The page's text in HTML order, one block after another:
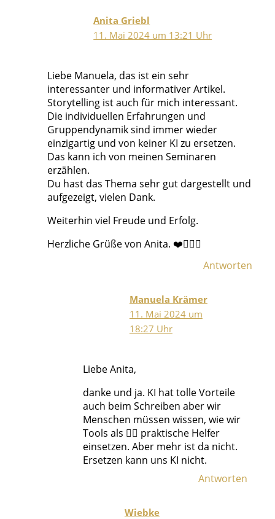
Anita Griebl
11. Mai 2024 um 13:21 Uhr
Liebe Manuela, das ist ein sehr
interessanter und informativer Artikel.
Storytelling ist auch für mich interessant.
Die individuellen Erfahrungen und
Gruppendynamik sind immer wieder
einzigartig und von keiner KI zu ersetzen.
Das kann ich von meinen Seminaren
erzählen.
Du hast das Thema sehr gut dargestellt und
aufgezeigt, vielen Dank.
Weiterhin viel Freude und Erfolg.
Herzliche Grüße von Anita. ❤️🙋🏼‍♀️
Antworten
Manuela Krämer
11. Mai 2024 um
18:27 Uhr
Liebe Anita,
danke und ja. KI hat tolle Vorteile
auch beim Schreiben aber wir
Menschen müssen wissen, wie wir
Tools als 👉🏽 praktische Helfer
einsetzen. Aber mehr ist da nicht.
Ersetzen kann uns KI nicht.
Antworten
Wiebke